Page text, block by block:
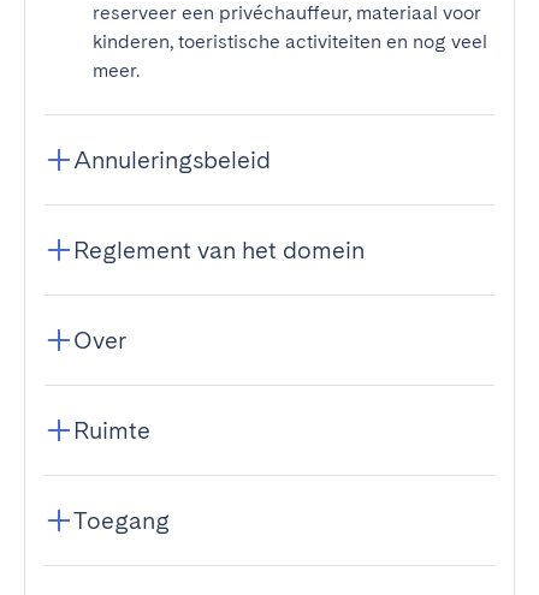
reserveer een privéchauffeur, materiaal voor
kinderen, toeristische activiteiten en nog veel
meer.
Annuleringsbeleid
Reglement van het domein
Over
Ruimte
Toegang